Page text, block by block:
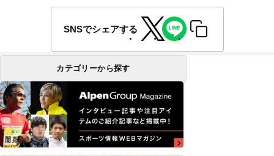
SNSでシェアする
カテゴリーから探す